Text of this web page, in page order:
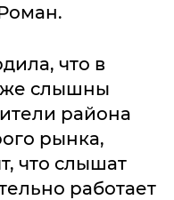
что в
слышны
района
рынка,
что слышат
работает